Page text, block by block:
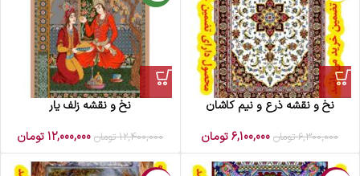
نخ و نقشه ذرع و نیم کاشان
6,300,000 تومان 6,100,000 تومان
نخ و نقشه زلف یار
12,400,000 تومان 12,000,000 تومان